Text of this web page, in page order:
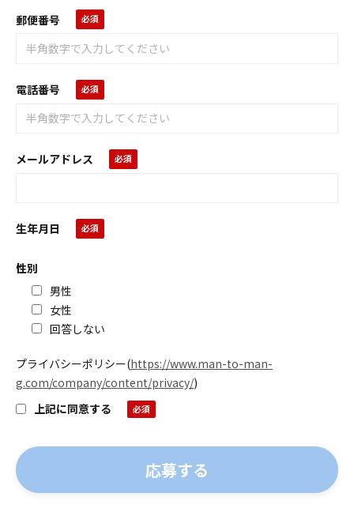
郵便番号
電話番号
メールアドレス
生年月日
性別
男性
女性
回答しない
プライバシーポリシー(https://www.man-to-man-
g.com/company/content/privacy/)
上記に同意する